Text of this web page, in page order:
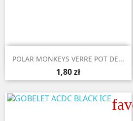
 Aperçu rapide
POLAR MONKEYS VERRE POT DE...
1,80 zł